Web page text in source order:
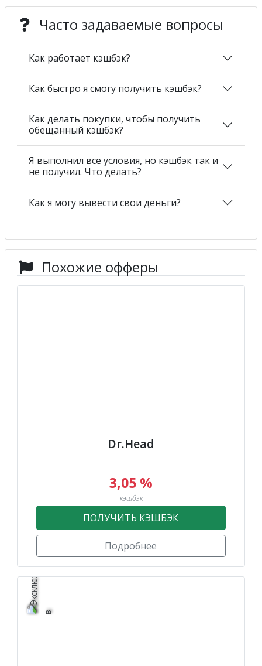
Часто задаваемые вопросы
Как работает кэшбэк?
Как быстро я смогу получить кэшбэк?
Как делать покупки, чтобы получить
обещанный кэшбэк?
Я выполнил все условия, но кэшбэк так и
не получил. Что делать?
Как я могу вывести свои деньги?
Похожие офферы
Dr.Head
3,05 %
кэшбэк
ПОЛУЧИТЬ КЭШБЭК
Подробнее